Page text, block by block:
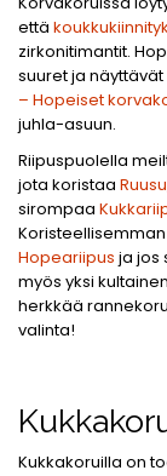
että
zirkonitimantit.
suuret ja näyttävät
– Hopeiset
juhla-asuun.
Riipuspuolella
jota koristaa
sirompaa
Hopeariipus ja jos
myös yksi kultainen
herkkää
valinta!
Kukkakoruilla on